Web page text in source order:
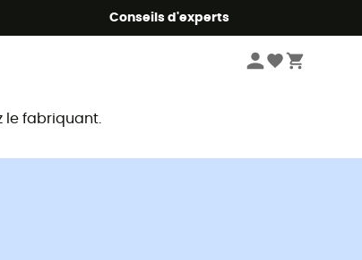
Conseils d'experts
le fabriquant.